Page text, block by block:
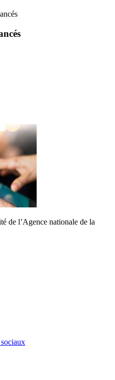
de l’Agence nationale de la